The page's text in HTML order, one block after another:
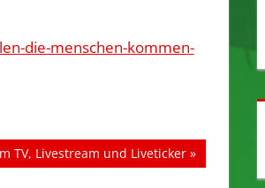
die-menschen-kommen-
TV, Livestream und Liveticker